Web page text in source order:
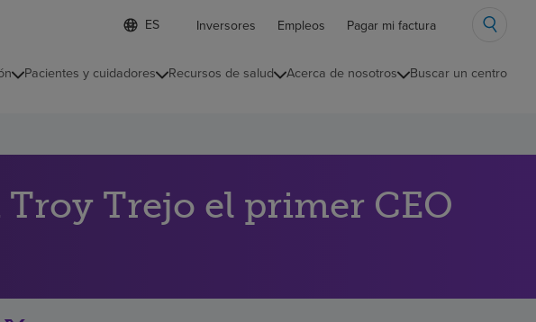
Lista
de
contraída
d
o
l
c
c
Inversores Empleos Pagar mi factura
Pacientes y cuidadores Recursos de salud Acerca de nosotros Buscar un centro
Trejo el primer CEO